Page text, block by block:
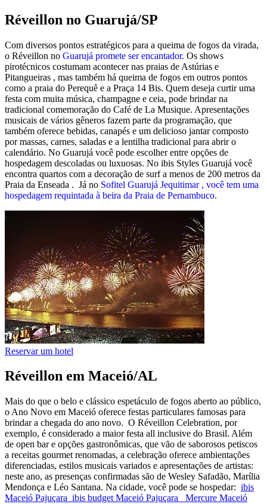
Réveillon no Guarujá/SP
Com diversos pontos estratégicos para a queima de fogos da virada,
o Réveillon no Guarujá promete ser encantador. Os shows
pirotécnicos costumam acontecer nas praias de Astúrias e
Pitangueiras , mas também há queima de fogos em outros pontos
como a praia do Perequê e a Praça 14 Bis. Quem deseja curtir uma
festa com muita música, champagne e ceia, pode brindar na
tradicional comemoração do Café de La Musique. Apresentações
musicais de vários gêneros fazem parte da programação, que
também oferece bebidas, canapés e um delicioso jantar composto
por massas, carnes, saladas e a lentilha tradicional para abrir o
calendário. No Guarujá você pode escolher entre opções de
hospedagem descoladas ou luxuosas. No ibis Styles Guarujá você
encontra quartos com a decoração de surf a menos de 200 metros da
Praia da Enseada . Já no Sofitel Guarujá Jequitimar , você tem uma
hospedagem requintada à beira da Praia de Pernambuco.
Reservar um hotel
Réveillon em Maceió/AL
Mais do que o belo e clássico espetáculo de fogos aberto ao público,
o Ano Novo em Maceió oferece festas particulares famosas para
brindar a chegada do ano novo. O Réveillon Celebration, por
exemplo, é considerado a maior festa all inclusive do Brasil. Além
de open bar e opções gastronômicas, que vão de saborosos petiscos
a receitas gourmet renomadas, a celebração oferece ambientações
diferenciadas, estilos musicais variados e apresentações de artistas:
neste ano, as presenças confirmadas são de Wesley Safadão, Marília
Mendonça e Léo Santana. Na cidade, você pode se hospedar: ibis
Maceió Pajuçara ibis budget Maceió Pajuçara
Mercure Maceió